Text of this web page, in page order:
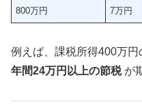
800万円 7万円
例えば、課税所得400万円
年間24万円以上の節税が